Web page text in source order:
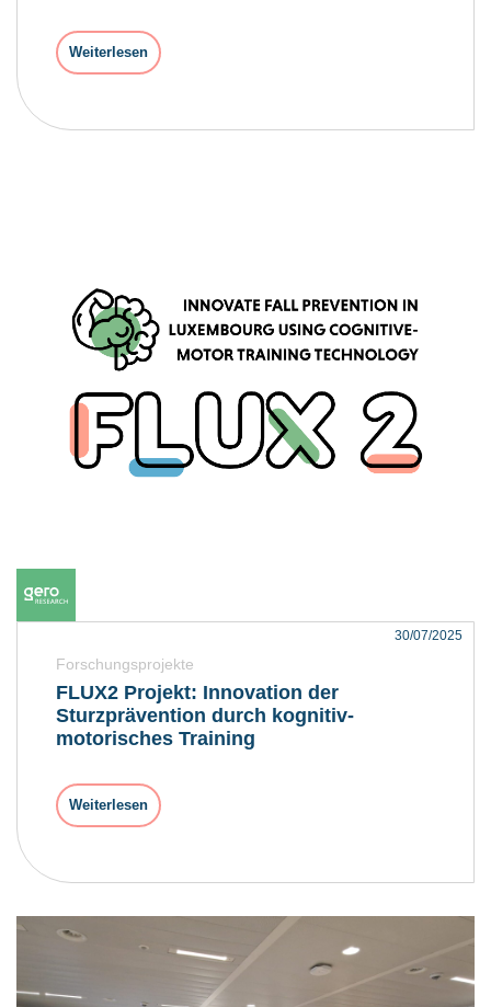
Weiterlesen
30/07/2025
Forschungsprojekte
FLUX2 Projekt: Innovation der
Sturzprävention durch kognitiv-
motorisches Training
Weiterlesen